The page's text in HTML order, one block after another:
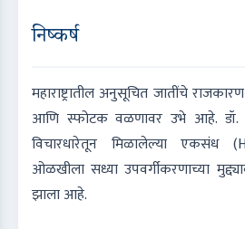
निष्कर्ष
महाराष्ट्रातील अनुसूचित जातींचे
आणि स्फोटक वळणावर उभे आहे. डॉ.
विचारधारेतून मिळालेल्या एकसंध
ओळखीला सध्या उपवर्गीकरणाच्या
झाला आहे.